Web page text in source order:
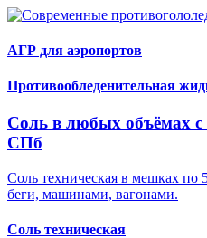
АГР для аэропортов
Противообледенительная
Соль в любых объёмах с
СПб
Соль техническая в мешках по
беги, машинами, вагонами.
Соль техническая